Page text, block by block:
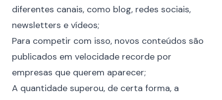
diferentes canais, como blog, redes sociais,
newsletters e vídeos;
Para competir com isso, novos conteúdos são
publicados em velocidade recorde por
empresas que querem aparecer;
A quantidade superou, de certa forma, a